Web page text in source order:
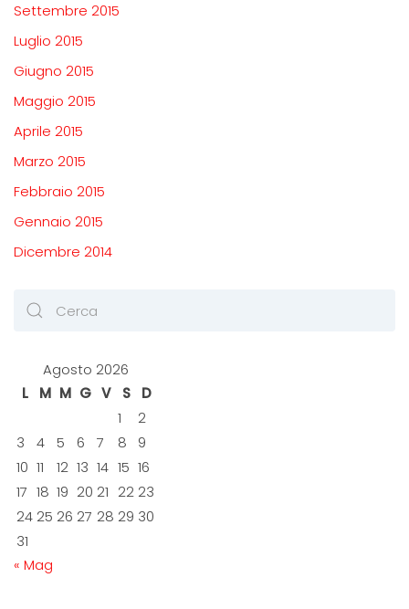
Settembre 2015
Luglio 2015
Giugno 2015
Maggio 2015
Aprile 2015
Marzo 2015
Febbraio 2015
Gennaio 2015
Dicembre 2014
Agosto 2026
L
M M G V S
D
1
2
3
4 5 6 7 8
9
10 11 12 13 14 15 16
17 18 19 20 21 22 23
24 25 26 27 28 29 30
31
« Mag